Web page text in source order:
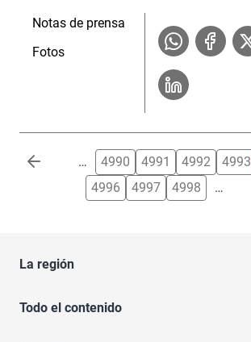
Notas de prensa
Fotos
Paginación … 4990 4991 4992 4993
4996
4997 4998 …
La región
Todo el contenido